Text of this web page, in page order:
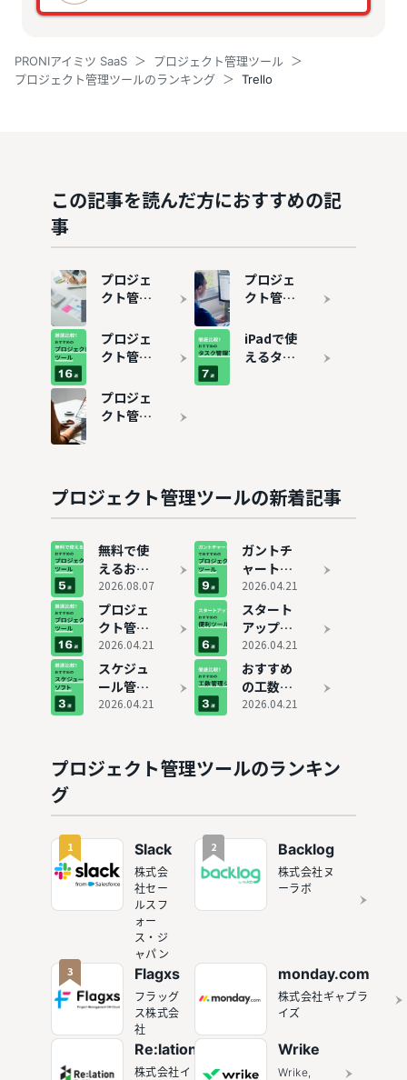
PRONIアイミツ SaaS
プロジェクト管理ツール
プロジェクト管理ツールのランキング
Trello
この記事を読んだ方におすすめの記
事
プロジェ
クト管理
選び方を
徹底解説
プロジェ
クト管理
リット・
デメリッ
プロジェ
クト管理
すすめ16
選を比較
iPadで使
えるタス
プロジェ
クト管理
場
プロジェクト管理ツールの新着記事
無料で使
えるおす
すめプロ
ジェクト
管理ツー
ル5選！
無料版と
有料版の
違いも解
説！
2026.08.07
ガントチ
ャート付
きプロジ
ェクト管
理ツール
おすすめ
9選
2026.04.21
プロジェ
クト管理
ツールお
すすめ16
選を比較
2026.04.21
スタート
アップ企
業向けで
おすすめ
のツール
7選
2026.04.21
スケジュ
ール管理
でおすす
2026.04.21
おすすめ
の工数管
理システ
2026.04.21
プロジェクト管理ツールのランキン
グ
1 Slack
株式会
社セー
ルスフ
ォー
ス・ジ
ャパン
2 Backlog
株式会社ヌ
ーラボ
3 Flagxs
フラッグ
ス株式会
社
monday.com
株式会社ギャプラ
イズ
Re:lation
株式会社イ
Wrike
Wrike,